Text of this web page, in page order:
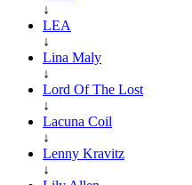
↓
LEA
↓
Lina Maly
↓
Lord Of The Lost
↓
Lacuna Coil
↓
Lenny Kravitz
↓